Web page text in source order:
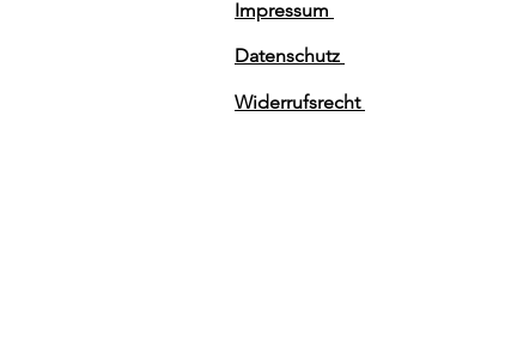
Impressum
Datenschutz
Widerrufsrecht